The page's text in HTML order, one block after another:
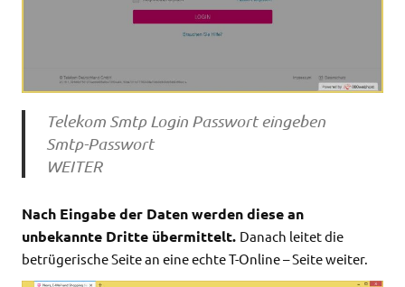
Telekom Smtp Login Passwort eingeben
Smtp-Passwort
WEITER
Nach Eingabe der Daten werden diese an
unbekannte Dritte übermittelt. Danach leitet die
betrügerische Seite an eine echte T-Online – Seite weiter.